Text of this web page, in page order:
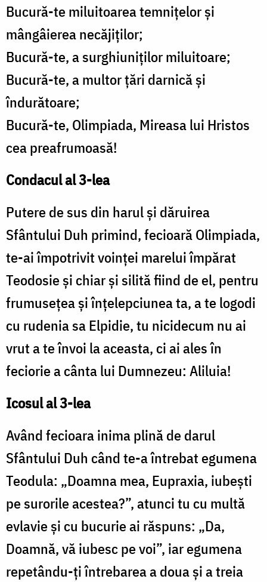
Bucură-te miluitoarea temniţelor şi
mângâierea necăjiţilor;
Bucură-te, a surghiuniţilor miluitoare;
Bucură-te, a multor ţări darnică şi
îndurătoare;
Bucură-te, Olimpiada, Mireasa lui Hristos
cea preafrumoasă!
Condacul al 3-lea
Putere de sus din harul şi dăruirea
Sfântului Duh primind, fecioară Olimpiada,
te-ai împotrivit voinţei marelui împărat
Teodosie şi chiar şi silită fiind de el, pentru
frumuseţea şi înţelepciunea ta, a te logodi
cu rudenia sa Elpidie, tu nicidecum nu ai
vrut a te învoi la aceasta, ci ai ales în
feciorie a cânta lui Dumnezeu: Aliluia!
Icosul al 3-lea
Având fecioara inima plină de darul
Sfântului Duh când te-a întrebat egumena
Teodula: „Doamna mea, Eupraxia, iubeşti
pe surorile acestea?”, atunci tu cu multă
evlavie şi cu bucurie ai răspuns: „Da,
Doamnă, vă iubesc pe voi”, iar egumena
repetându-ţi întrebarea a doua şi a treia